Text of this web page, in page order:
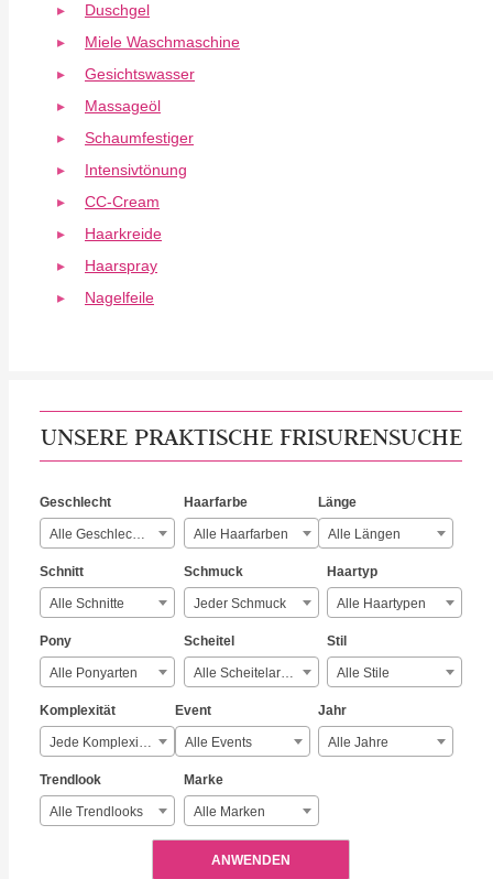
Duschgel
Miele Waschmaschine
Gesichtswasser
Massageöl
Schaumfestiger
Intensivtönung
CC-Cream
Haarkreide
Haarspray
Nagelfeile
UNSERE PRAKTISCHE FRISURENSUCHE
Geschlecht
Alle Geschlechter
Haarfarbe
Alle Haarfarben
Länge
Alle Längen
Schnitt
Alle Schnitte
Schmuck
Jeder Schmuck
Haartyp
Alle Haartypen
Pony
Alle Ponyarten
Scheitel
Alle Scheitelarten
Stil
Alle Stile
Komplexität
Jede Komplexität
Event
Alle Events
Jahr
Alle Jahre
Trendlook
Alle Trendlooks
Marke
Alle Marken
ANWENDEN